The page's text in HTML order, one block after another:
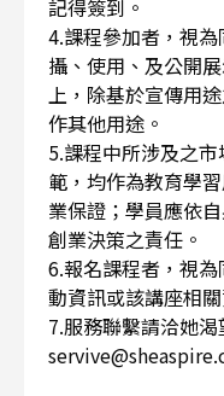
記得簽到。
4.課程參加者，視
攝、使用、及公開
上，除基於宣傳用
作其他用途。
5.課程中所涉及之
範，均作為教育學
業保證；學員應依
創業決策之責任。
6.報名課程者，視
動資訊或該講座相
7.服務聯繫請洽她